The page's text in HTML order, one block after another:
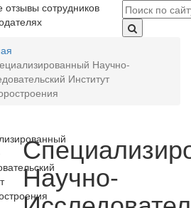
отзывы сотрудников
Научно-
Институт
Научно-